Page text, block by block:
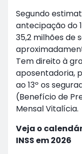
Segundo
antecipação do
35,2 milhões de
Tem direito à
aposentadoria,
ao 13º os
(Benefício de
Mensal Vitalícia.
Veja o
INSS em 2026